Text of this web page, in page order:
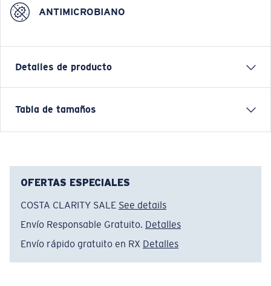
ANTIMICROBIANO
Detalles de producto
CAMISETA DE MANGA CORTA TECH MORGAN SS
Nombre del modelo:Tech Morgan SS
Tamaño:S
Tabla de tamaños
OFERTAS ESPECIALES
COSTA CLARITY SALE See details
Envío Responsable Gratuito. Detalles
Envío rápido gratuito en RX Detalles